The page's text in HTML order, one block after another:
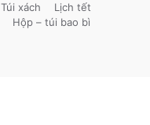
Túi xách
Lịch tết
Hộp – túi bao bì